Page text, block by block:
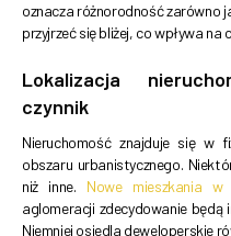
oznacza różnorodność zarówno
przyjrzeć się bliżej, co wpływa na
Lokalizacja
czynnik
Nieruchomość znajduje się w
obszaru urbanistycznego.
niż inne. Nowe mieszkania w
aglomeracji zdecydowanie będą
Niemniej osiedla deweloperskie